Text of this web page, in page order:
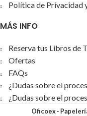
Política de Privacidad
MÁS INFO
Reserva tus Libros de
Ofertas
FAQs
¿Dudas sobre el
¿Dudas sobre el
Oficoex -